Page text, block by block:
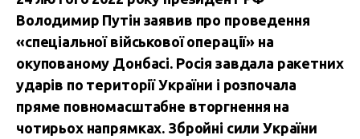
Володимир Путін заявив про проведення
«спеціальної військової операції» на
окупованому Донбасі. Росія завдала ракетних
ударів по території України і розпочала
пряме повномасштабне вторгнення на
чотирьох напрямках. Збройні сили України